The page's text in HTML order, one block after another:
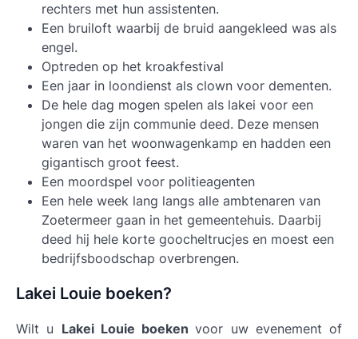
rechters met hun assistenten.
Een bruiloft waarbij de bruid aangekleed was als
engel.
Optreden op het kroakfestival
Een jaar in loondienst als clown voor dementen.
De hele dag mogen spelen als lakei voor een
jongen die zijn communie deed. Deze mensen
waren van het woonwagenkamp en hadden een
gigantisch groot feest.
Een moordspel voor politieagenten
Een hele week lang langs alle ambtenaren van
Zoetermeer gaan in het gemeentehuis. Daarbij
deed hij hele korte goocheltrucjes en moest een
bedrijfsboodschap overbrengen.
Lakei Louie boeken?
Wilt u Lakei Louie boekenvoor uw evenement of